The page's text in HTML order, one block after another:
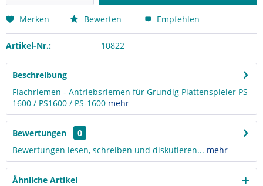
Merken Bewerten Empfehlen
Artikel-Nr.: 10822
Beschreibung
Flachriemen - Antriebsriemen für Grundig Plattenspieler PS
1600 / PS1600 / PS-1600 mehr
Bewertungen
0
Bewertungen lesen, schreiben und diskutieren... mehr
Ähnliche Artikel